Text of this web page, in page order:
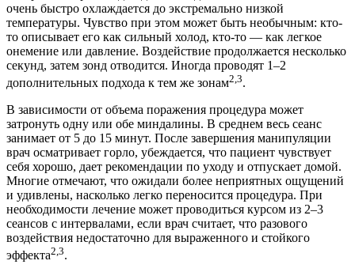
очень быстро охлаждается до экстремально низкой
температуры. Чувство при этом может быть необычным: кто-
то описывает его как сильный холод, кто-то — как легкое
онемение или давление. Воздействие продолжается несколько
секунд, затем зонд отводится. Иногда проводят 1–2
дополнительных подхода к тем же зонам2,3.
В зависимости от объема поражения процедура может
затронуть одну или обе миндалины. В среднем весь сеанс
занимает от 5 до 15 минут. После завершения манипуляции
врач осматривает горло, убеждается, что пациент чувствует
себя хорошо, дает рекомендации по уходу и отпускает домой.
Многие отмечают, что ожидали более неприятных ощущений
и удивлены, насколько легко переносится процедура. При
необходимости лечение может проводиться курсом из 2–3
сеансов с интервалами, если врач считает, что разового
воздействия недостаточно для выраженного и стойкого
эффекта2,3.